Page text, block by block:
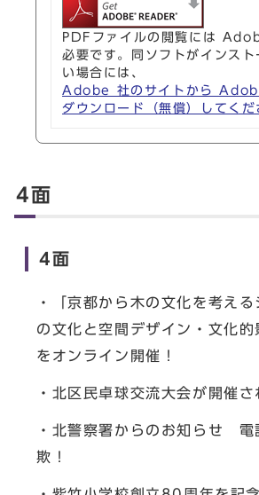
PDFファイルの閲覧には
必要です。同ソフトがインスト
い場合には、
Adobe 社のサイトから
ダウンロード（無償）してくだ
4面
4面
・「京都から木の文化を考え
の文化と空間デザイン・文化的
をオンライン開催！
・北区民卓球交流大会が開催さ
・北警察署からのお知らせ 電
欺！